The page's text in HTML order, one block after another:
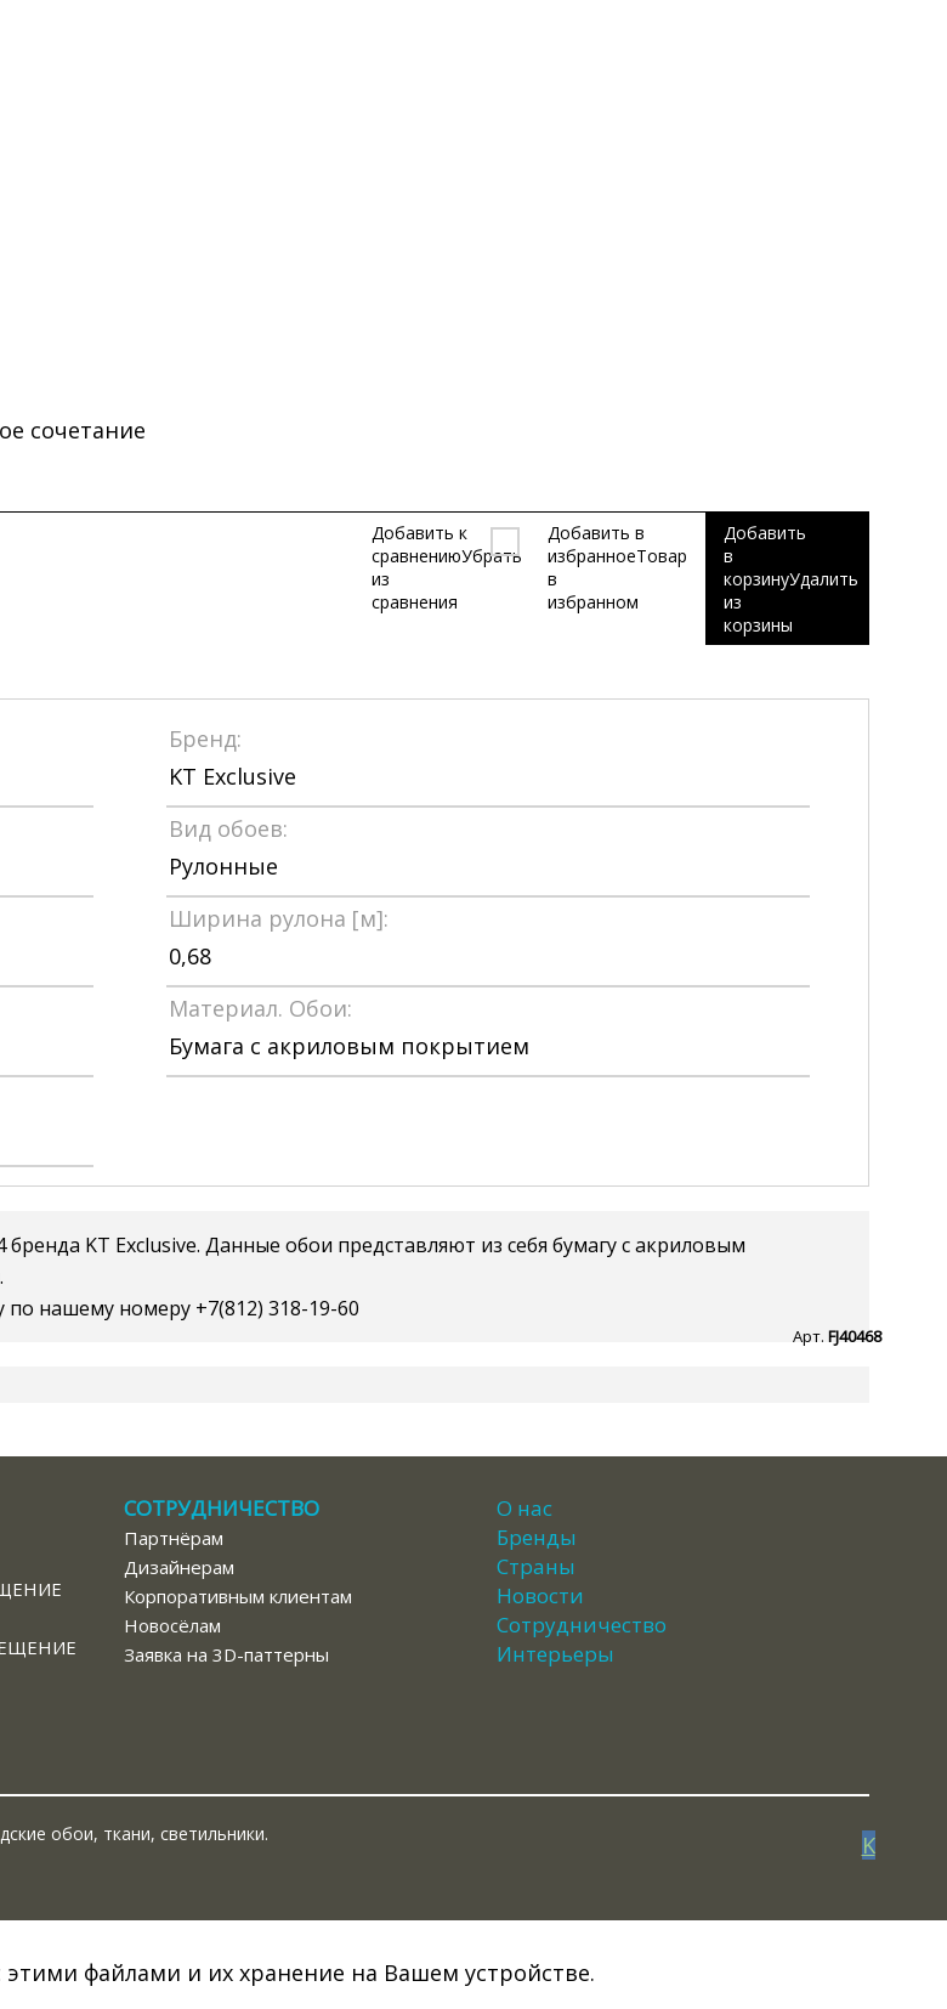
сочетание
Арт. FJ40468
Добавить
в
корзинуУдалить
из
корзины
Добавить в
избранноеТовар
в
избранном
Добавить к
сравнениюУбрать
из
сравнения
Бренд:
KT Exclusive
Вид обоев:
Рулонные
Ширина рулона [м]:
0,68
Материал. Обои:
Бумага с акриловым покрытием
KT Exclusive. Данные обои представляют из себя бумагу с акриловым
по нашему номеру +7(812) 318-19-60
СОТРУДНИЧЕСТВО
Партнёрам
Дизайнерам
Корпоративным клиентам
Новосёлам
Заявка на 3D-паттерны
О нас
Бренды
Страны
Новости
Сотрудничество
Интерьеры
K
обои, ткани, светильники.
этими файлами и их хранение на Вашем устройстве.